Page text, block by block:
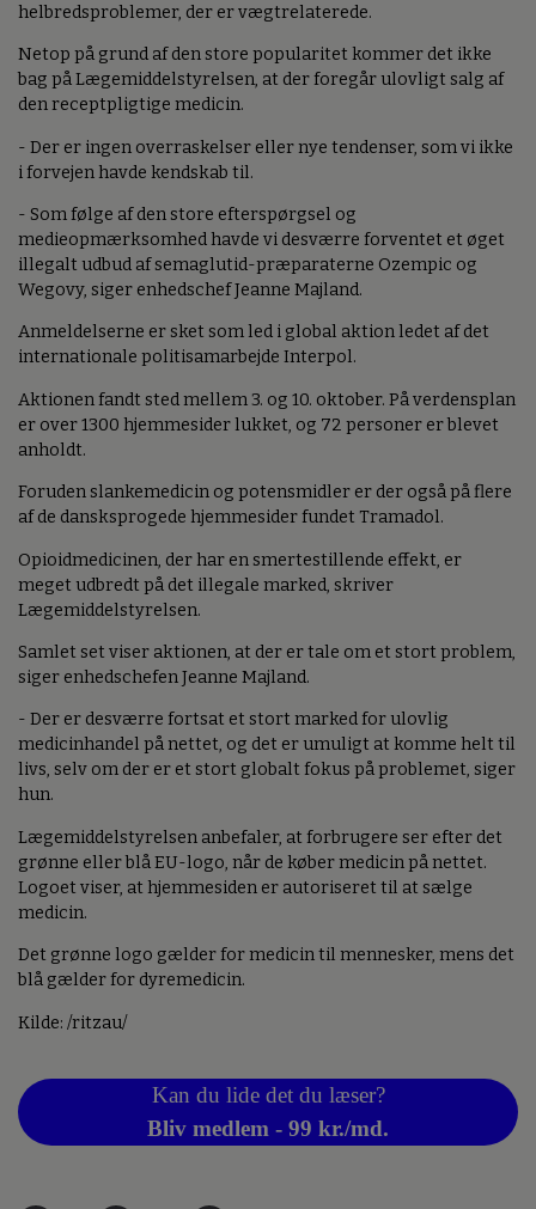
helbredsproblemer, der er vægtrelaterede.
Netop på grund af den store popularitet kommer det ikke
bag på Lægemiddelstyrelsen, at der foregår ulovligt salg af
den receptpligtige medicin.
- Der er ingen overraskelser eller nye tendenser, som vi ikke
i forvejen havde kendskab til.
- Som følge af den store efterspørgsel og
medieopmærksomhed havde vi desværre forventet et øget
illegalt udbud af semaglutid-præparaterne Ozempic og
Wegovy, siger enhedschef Jeanne Majland.
Anmeldelserne er sket som led i global aktion ledet af det
internationale politisamarbejde Interpol.
Aktionen fandt sted mellem 3. og 10. oktober. På verdensplan
er over 1300 hjemmesider lukket, og 72 personer er blevet
anholdt.
Foruden slankemedicin og potensmidler er der også på flere
af de dansksprogede hjemmesider fundet Tramadol.
Opioidmedicinen, der har en smertestillende effekt, er
meget udbredt på det illegale marked, skriver
Lægemiddelstyrelsen.
Samlet set viser aktionen, at der er tale om et stort problem,
siger enhedschefen Jeanne Majland.
- Der er desværre fortsat et stort marked for ulovlig
medicinhandel på nettet, og det er umuligt at komme helt til
livs, selv om der er et stort globalt fokus på problemet, siger
hun.
Lægemiddelstyrelsen anbefaler, at forbrugere ser efter det
grønne eller blå EU-logo, når de køber medicin på nettet.
Logoet viser, at hjemmesiden er autoriseret til at sælge
medicin.
Det grønne logo gælder for medicin til mennesker, mens det
blå gælder for dyremedicin.
Kilde: /ritzau/
Kan du lide det du læser?
Bliv medlem - 99 kr./md.